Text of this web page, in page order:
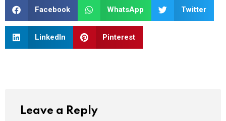
Facebook WhatsApp Twitter
LinkedIn Pinterest
Leave a Reply